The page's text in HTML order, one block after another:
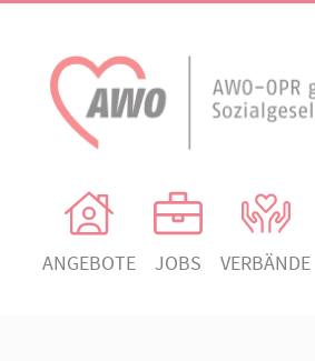
ANGEBOTE JOBS VERBÄNDE